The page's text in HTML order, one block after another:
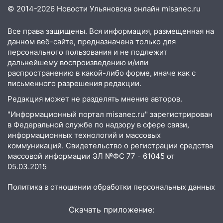
посвящённый Дню воздушного флота
России
19:12 В Ульяновской области
руководителя частной компании
наказали за сокрытие прошлого своего
сотрудник
18:02 В Ульяновск едут звезды
баскетбола!
17:08 Ульяновский областной суд
оставил в силе приговор руководству
«УльяновскФармации» за махинации на
3,2 млн рублей
16:09 Ветераны легкой атлетики из
Чемпионате России
В Ульяновской области убрали
более 28% площадей зерновых и
© 2014-2026 Новости Ульяновска онлайн misanec.ru
Все права защищены. Вся информация, размещенная на
данном веб-сайте, предназначена только для
персонального пользования и не подлежит
дальнейшему воспроизведению и/или
распространению в какой-либо форме, иначе как с
письменного разрешения редакции.
Редакция может не разделять мнение авторов.
"Информационный портал misanec.ru" зарегистрирован
в Федеральной службе по надзору в сфере связи,
информационных технологий и массовых
коммуникаций. Свидетельство о регистрации средства
массовой информации ЭЛ №ФС 77 - 61045 от
05.03.2015
Политика в отношении обработки персональных данных
Скачать приложение: